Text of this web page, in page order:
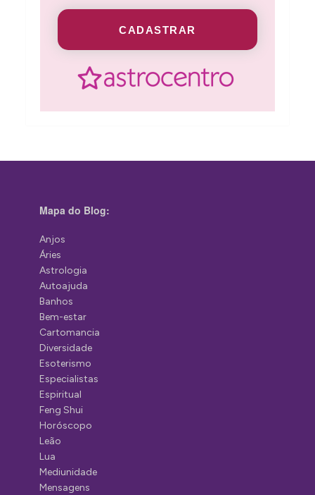
CADASTRAR
Mapa do Blog:
Anjos
Áries
Astrologia
Autoajuda
Banhos
Bem-estar
Cartomancia
Diversidade
Esoterismo
Especialistas
Espiritual
Feng Shui
Horóscopo
Leão
Lua
Mediunidade
Mensagens